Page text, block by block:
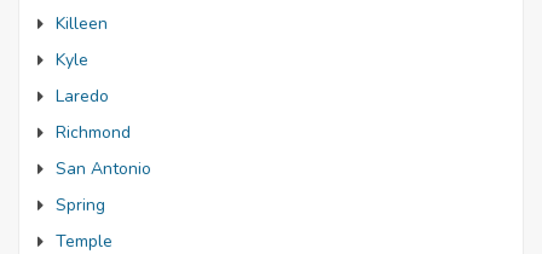
Killeen
Kyle
Laredo
Richmond
San Antonio
Spring
Temple